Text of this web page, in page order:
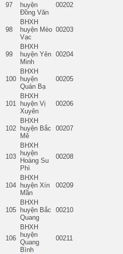
97
huyện
Đồng Văn
00202
98
BHXH
huyện Mèo
Vạc
00203
99
BHXH
huyện Yên
Minh
00204
100
BHXH
huyện
Quản Bạ
00205
101
BHXH
huyện Vị
Xuyên
00206
102
BHXH
huyện Bắc
Mê
00207
103
BHXH
huyện
Hoàng Su
Phì
00208
104
BHXH
huyện Xín
Mần
00209
105
BHXH
huyện Bắc
Quang
00210
106
BHXH
huyện
Quang
Bình
00211